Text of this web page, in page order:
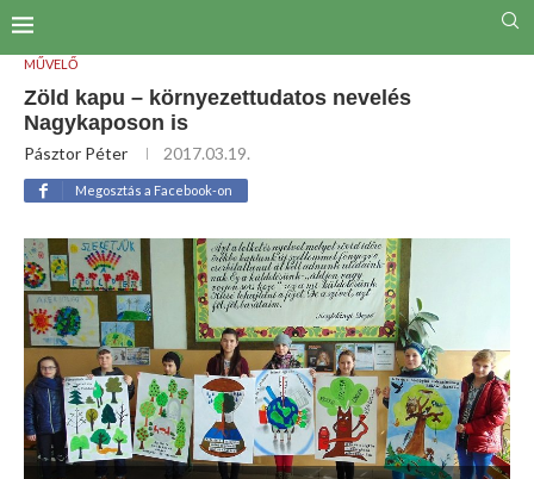
MŰVELŐ
Zöld kapu – környezettudatos nevelés
Nagykaposon is
Pásztor Péter 2017.03.19.
Megosztás a Facebook-on